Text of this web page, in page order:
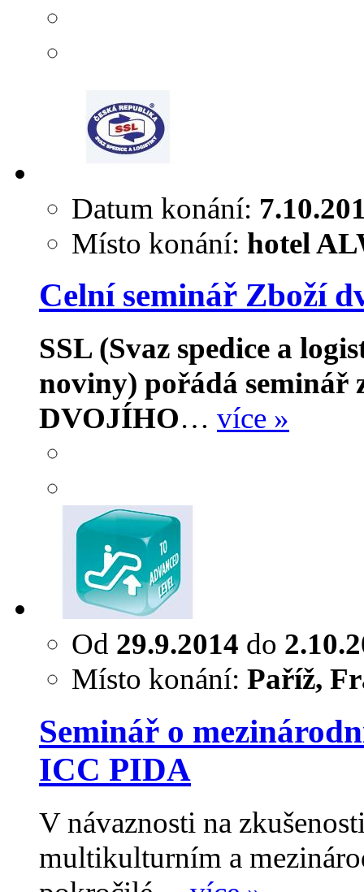
Datum konání:
Místo konání: hotel
Celní seminář Zboží
SSL (Svaz spedice a
noviny) pořádá seminář
DVOJÍHO… více »
Od 29.9.2014 do
Místo konání: Paříž,
Seminář o
ICC PIDA
V návaznosti na
multikulturním a